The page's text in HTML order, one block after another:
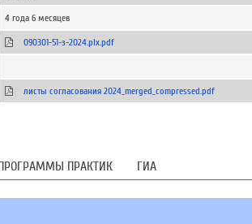
4 года 6 месяцев
090301-51-з-2024.plx.pdf
листы согласования 2024_merged_compressed.pdf
ПРАКТИК ГИА